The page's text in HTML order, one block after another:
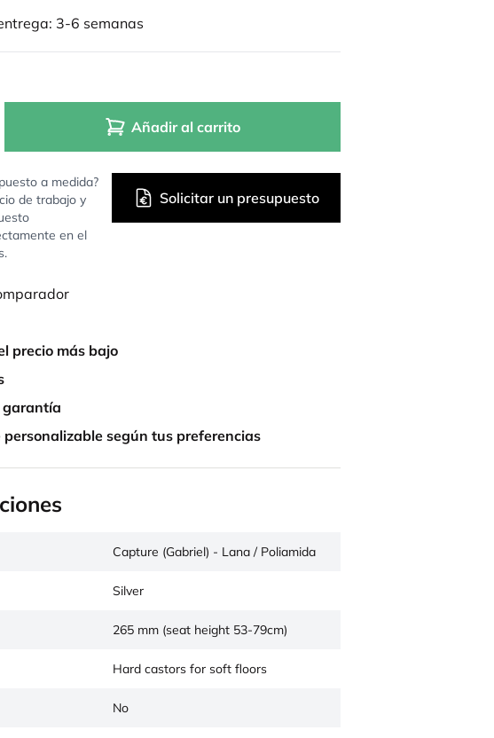
3-6 semanas
Añadir al carrito
a medida?
de trabajo y
en el
Solicitar un presupuesto
precio más bajo
garantía
personalizable según tus preferencias
Capture (Gabriel) - Lana / Poliamida
Silver
265 mm (seat height 53-79cm)
Hard castors for soft floors
No